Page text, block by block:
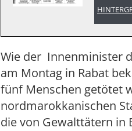
Wie der Innenminister
am Montag in Rabat
fünf Menschen getötet
nordmarokkanischen
die von Gewalttätern in